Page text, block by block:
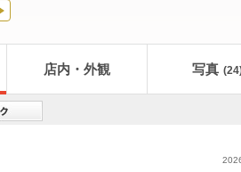
店内・外観 写真